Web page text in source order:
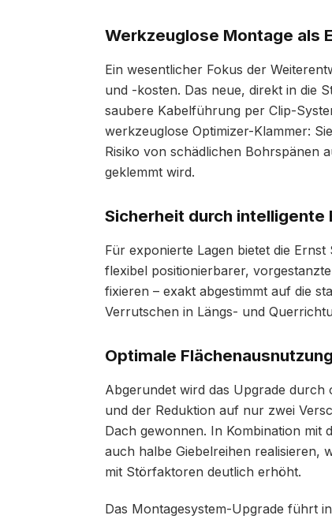
Werkzeuglose Montage als
Ein wesentlicher Fokus der
und -kosten. Das neue, direkt in die
saubere Kabelführung per Clip-
werkzeuglose Optimizer-Klammer:
Risiko von schädlichen Bohrspänen
geklemmt wird.
Sicherheit durch intelligente
Für exponierte Lagen bietet die
flexibel positionierbarer,
fixieren – exakt abgestimmt auf die
Verrutschen in Längs- und
Optimale
Abgerundet wird das Upgrade durch
und der Reduktion auf nur zwei
Dach gewonnen. In Kombination mit
auch halbe Giebelreihen realisieren,
mit Störfaktoren deutlich erhöht.
Das Montagesystem-Upgrade führt